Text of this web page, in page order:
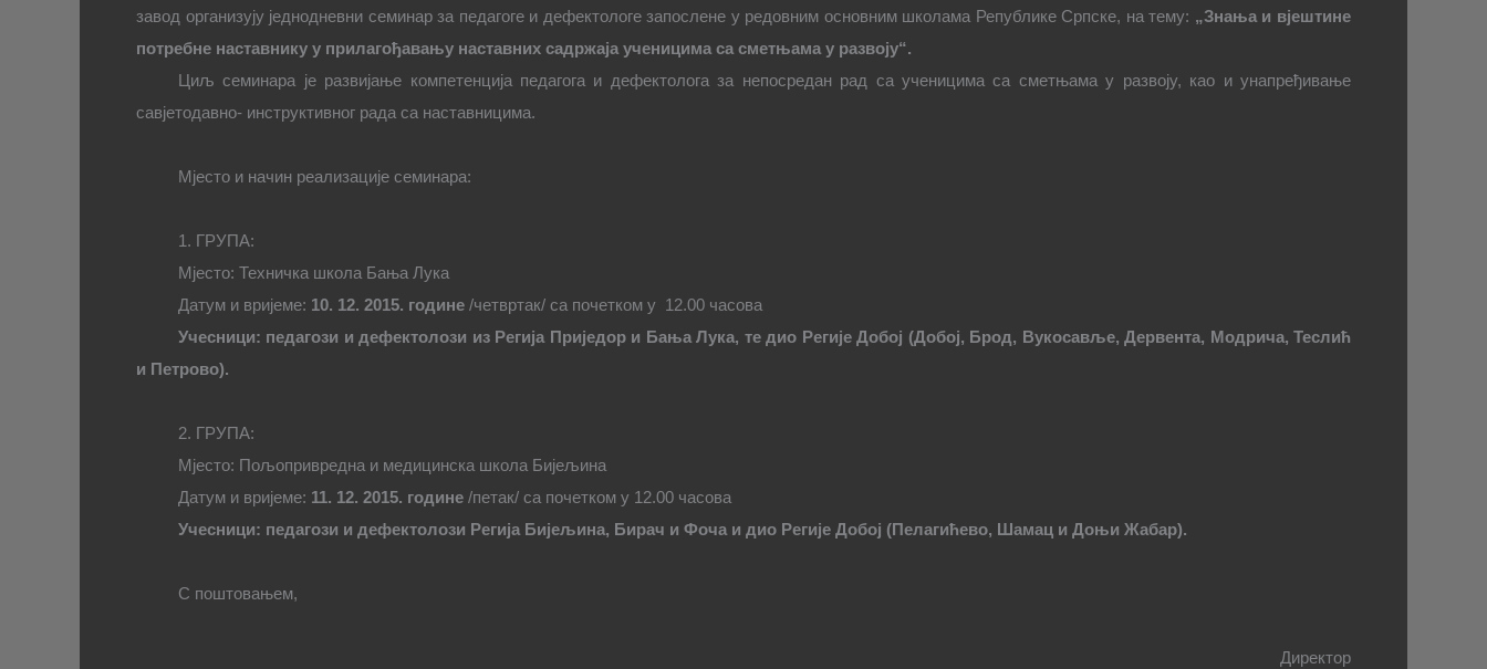
завод организују једнодневни семинар за педагоге и дефектологе запослене у редовним основним школама Републике Српске, на тему: „Знања и вјештине
потребне наставнику у прилагођавању наставних садржаја ученицима са сметњама у развоју“.
Циљ семинара је развијање компетенција педагога и дефектолога за непосредан рад са ученицима са сметњама у развоју, као и унапређивање
савјетодавно- инструктивног рада са наставницима.
Мјесто и начин реализације семинара:
1. ГРУПА:
Мјесто: Техничка школа Бања Лука
Датум и вријеме: 10. 12. 2015. године/четвртак/ са почетком у
12.00 часова
Учесници: педагози и дефектолози из Регија Приједор и Бања Лука, те дио Регије Добој (Добој, Брод, Вукосавље, Дервента, Модрича, Теслић
и Петрово).
2. ГРУПА:
Мјесто: Пољопривредна и медицинска школа Бијељина
Датум и вријеме: 11. 12. 2015. године/петак/ са почетком у 12.00 часова
Учесници: педагози и дефектолози Регија Бијељина, Бирач и Фоча и дио Регије Добој (Пелагићево, Шамац и Доњи Жабар).
С поштовањем,
Директор